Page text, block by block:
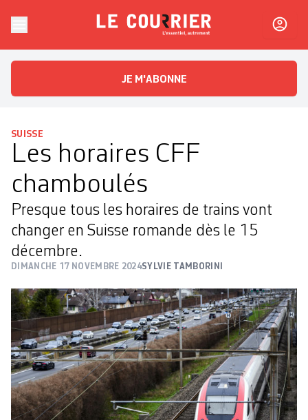
Le CourrierL'essentiel, autrement
JE M'ABONNE
SUISSE
Les horaires CFF
chamboulés
Presque tous les horaires de trains vont
changer en Suisse romande dès le 15
décembre.
DIMANCHE 17 NOVEMBRE 2024SYLVIE TAMBORINI